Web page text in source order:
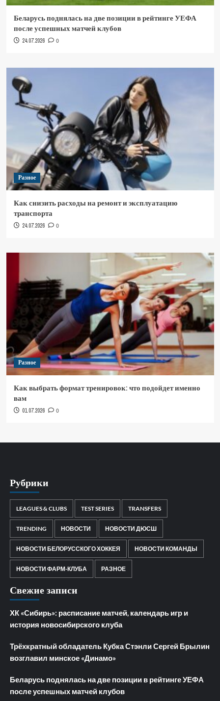
Беларусь поднялась на две позиции в рейтинге УЕФА
после успешных матчей клубов
24.07.2026 0
Разное
Как снизить расходы на ремонт и эксплуатацию
транспорта
24.07.2026 0
Разное
Как выбрать формат тренировок: что подойдет именно
вам
01.07.2026 0
Рубрики
LEAGUES & CLUBS TEST SERIES TRANSFERS
TRENDING НОВОСТИ НОВОСТИ ДЮСШ
НОВОСТИ БЕЛОРУССКОГО ХОККЕЯ НОВОСТИ КОМАНДЫ
НОВОСТИ ФАРМ-КЛУБА РАЗНОЕ
Свежие записи
ХК «Сибирь»: расписание матчей, календарь игр и
история новосибирского клуба
Трёхкратный обладатель Кубка Стэнли Сергей Брылин
возглавил минское «Динамо»
Беларусь поднялась на две позиции в рейтинге УЕФА
после успешных матчей клубов